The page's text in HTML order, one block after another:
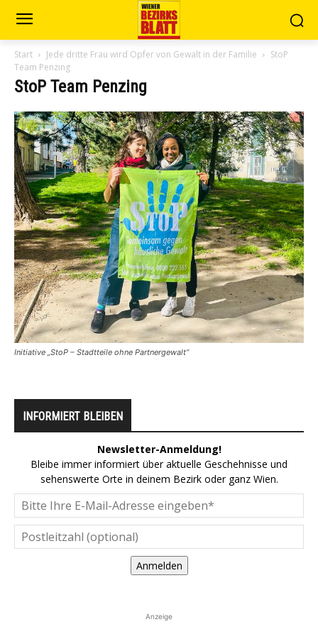
Start Jede dritte Frau wird Opfer von Gewalt in der Familie
StoP
Team Penzing
StoP Team Penzing
Initiative „StoP – Stadtteile ohne Partnergewalt“
INFORMIERT BLEIBEN
Newsletter-Anmeldung!
Bleibe immer informiert über aktuelle Geschehnisse und
sehenswerte Orte in deinem Bezirk oder ganz Wien.
Anmelden
Anzeige